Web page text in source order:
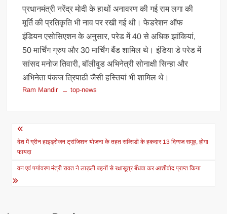
प्रधानमंत्री नरेंद्र मोदी के हाथों अनावरण की गई राम लगा की
मूर्ति की प्रतिकृति भी नाव पर रखी गई थी। फेडरेशन ऑफ
इंडियन एसोसिएशन के अनुसार, परेड में 40 से अधिक झांकियां,
50 मार्चिंग ग्रुप और 30 मार्चिंग बैंड शामिल थे। इंडिया डे परेड में
सांसद मनोज तिवारी, बॉलीवुड अभिनेत्री सोनाक्षी सिन्हा और
अभिनेता पंकज त्रिपाठी जैसी हस्तियां भी शामिल थे।
Ram Mandir top-news
Post
navigation
देश में ग्रीन हाइड्रोजन ट्रांजिशन योजना के तहत सब्सिडी के हकदार 13 दिग्गज समूह, होगा
फायदा
वन एवं पर्यावरण मंत्री रावत ने लाड़ली बहनों से रक्षासूत्र बँधवा कर आशीर्वाद प्राप्त किया